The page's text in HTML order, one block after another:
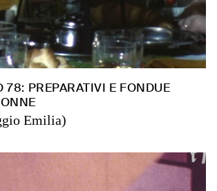
78: PREPARATIVI E FONDUE
Emilia)